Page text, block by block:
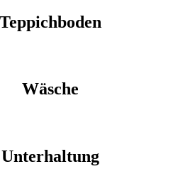
Teppichboden
Wäsche
Unterhaltung